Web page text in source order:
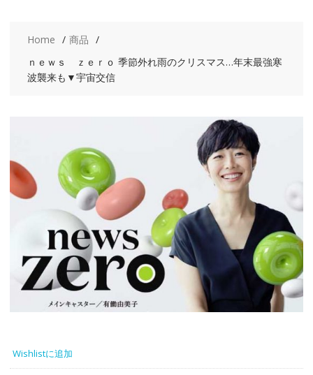
Home
商品
ｎｅｗｓ ｚｅｒｏ 季節外れ雨のクリスマス…年末最強寒
波襲来も▼宇宙交信
Wishlistに追加